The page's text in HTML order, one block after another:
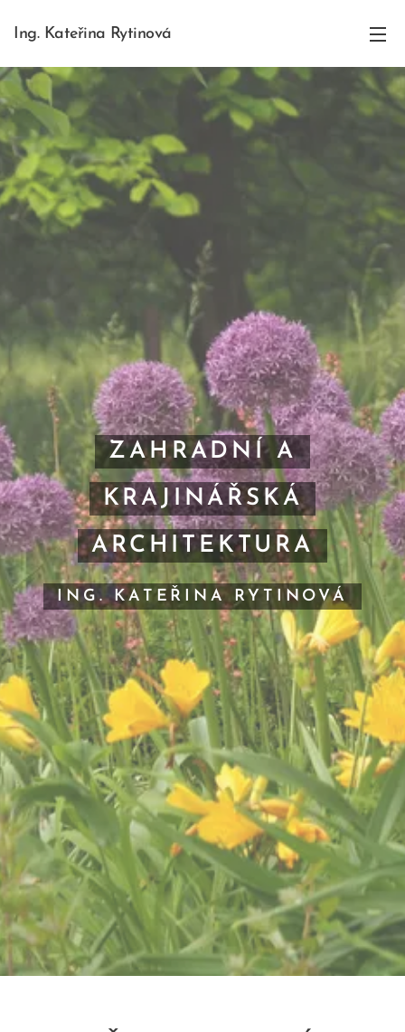
Ing. Kateřina Rytinová
ZAHRADNÍ A
KRAJINÁŘSKÁ
ARCHITEKTURA
ING. KATEŘINA RYTINOVÁ